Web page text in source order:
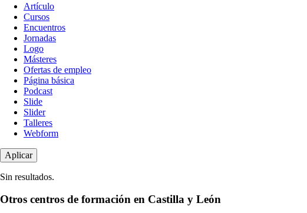
contenido
Artículo
Cursos
Encuentros
Jornadas
Logo
Másteres
Ofertas de empleo
Página básica
Podcast
Slide
Slider
Talleres
Webform
Sin resultados.
Otros centros de formación en Castilla y León